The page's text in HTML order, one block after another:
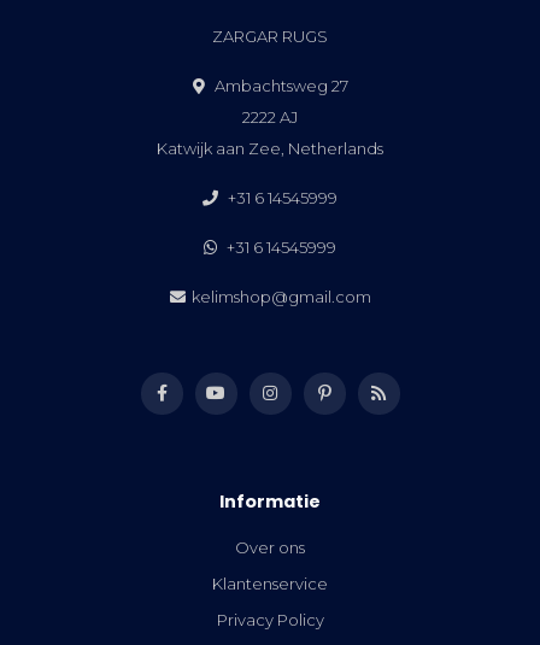
ZARGAR RUGS
Ambachtsweg 27
2222 AJ
Katwijk aan Zee, Netherlands
+31 6 14545999
+31 6 14545999
kelimshop@gmail.com
Informatie
Over ons
Klantenservice
Privacy Policy